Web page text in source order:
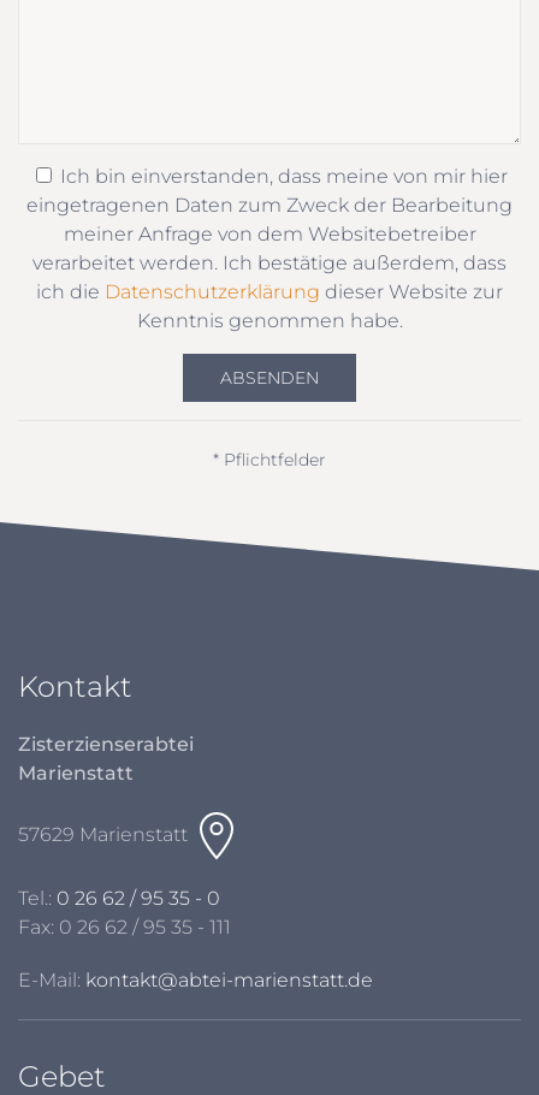
Ich bin einverstanden, dass meine von mir hier
eingetragenen Daten zum Zweck der Bearbeitung
meiner Anfrage von dem Websitebetreiber
verarbeitet werden. Ich bestätige außerdem, dass
ich die Datenschutzerklärung dieser Website zur
Kenntnis genommen habe.
ABSENDEN
* Pflichtfelder
Kontakt
Zisterzienserabtei
Marienstatt
57629 Marienstatt
Tel.: 0 26 62 / 95 35 - 0
Fax: 0 26 62 / 95 35 - 111
E-Mail: kontakt@abtei-marienstatt.de
Gebet